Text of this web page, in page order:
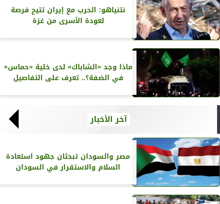
نتنياهو: الحرب مع إيران تتيح فرصة
لعودة الأسرى من غزة
ماذا وجد «الشاباك» لدى خلية «حماس»
في الضفة؟.. تعرف على التفاصيل
آخر الأخبار
مصر والسودان تبحثان جهود استعادة
السلام والاستقرار في السودان